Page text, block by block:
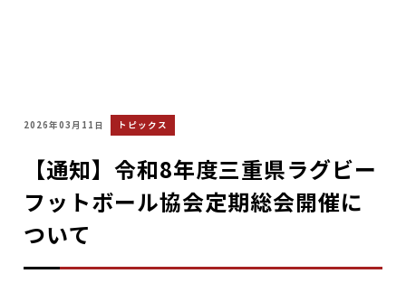
2026年03月11日 トピックス
【通知】令和8年度三重県ラグビー
フットボール協会定期総会開催に
ついて